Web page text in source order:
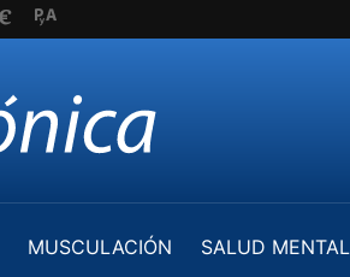
MUSCULACIÓN
SALUD MENTAL